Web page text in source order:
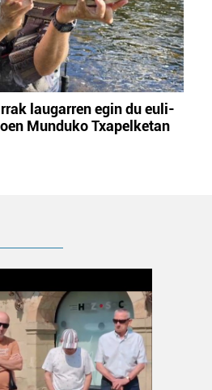
laugarren egin du euli-
Munduko Txapelketan